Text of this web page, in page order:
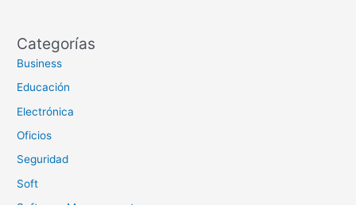
Categorías
Business
Educación
Electrónica
Oficios
Seguridad
Soft